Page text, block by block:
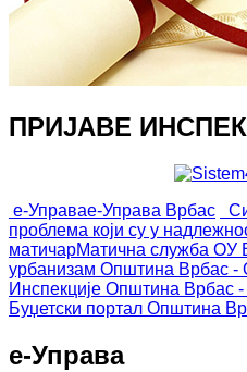
ПРИЈАВЕ
е-Управае-Управа Врбас
проблема који су у
матичарМатична служба ОУ
урбанизам Општина Врбас -
Инспекције Општина Врбас -
Буџетски портал Општина
е-Управа